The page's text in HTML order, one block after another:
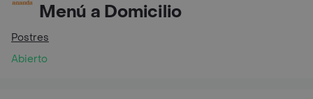
Menú a Domicilio
Postres
Abierto